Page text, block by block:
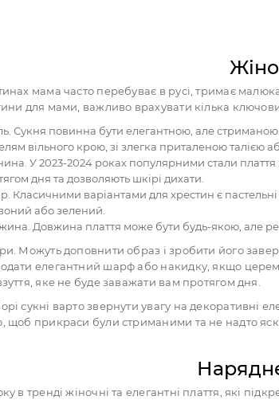
мама часто перебуває в русі, тримає
для мами, важливо врахувати кілька
Сукня повинна бути елегантною, але стриманою.
вільного крою, зі злегка приталеною талією
У 2023-2024 роках популярними стали плаття
дня та дозволяють шкірі дихати.
Класичними варіантами для хрестин є
або зелений.
Довжина плаття може бути будь-якою, але
Можуть доповнити образ і зробити його
елегантний шарф або накидку, якщо
яке не буде заважати вам протягом дня.
сукні варто звернути увагу на декоративні
щоб прикраси були стриманими та не надто
в тренді жіночні та елегантні плаття, які